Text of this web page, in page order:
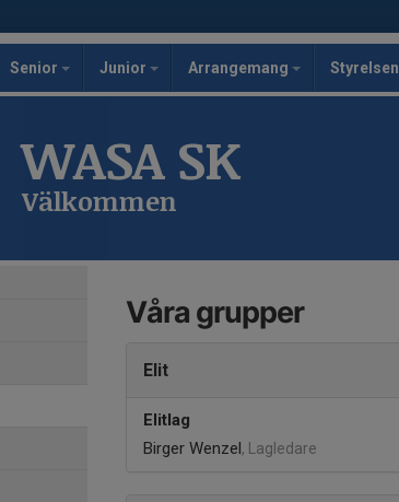
Senior Junior Arrangemang Styrelsen
WASA SK
Välkommen
Våra grupper
Elit
Elitlag
Birger Wenzel, Lagledare